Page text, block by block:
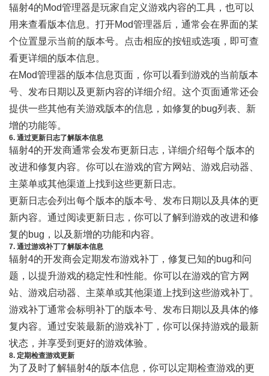
辐射4的Mod管理器是玩家自定义游戏内容的工具，也可以
用来查看版本信息。打开Mod管理器后，通常会在界面的某
个位置显示当前的版本号。点击相应的按钮或选项，即可查
看更详细的版本信息。
在Mod管理器的版本信息页面，你可以看到游戏的当前版本
号、发布日期以及更新内容的详细介绍。这个页面通常还会
提供一些其他有关游戏版本的信息，如修复的bug列表、新
增的功能等。
6. 通过更新日志了解版本信息
辐射4的开发商通常会发布更新日志，详细介绍每个版本的
改进和修复内容。你可以在游戏的官方网站、游戏启动器、
主菜单或其他渠道上找到这些更新日志。
更新日志会列出每个版本的版本号、发布日期以及具体的更
新内容。通过阅读更新日志，你可以了解到游戏的改进和修
复的bug，以及新增的功能和内容。
7. 通过游戏补丁了解版本信息
辐射4的开发商会定期发布游戏补丁，修复已知的bug和问
题，以提升游戏的稳定性和性能。你可以在游戏的官方网
站、游戏启动器、主菜单或其他渠道上找到这些游戏补丁。
游戏补丁通常会标明补丁的版本号、发布日期以及具体的修
复内容。通过安装最新的游戏补丁，你可以保持游戏的最新
状态，并享受到更好的游戏体验。
8. 定期检查游戏更新
为了及时了解辐射4的版本信息，你可以定期检查游戏的更